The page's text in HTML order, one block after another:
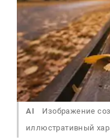
AI
Изображение
иллюстративный